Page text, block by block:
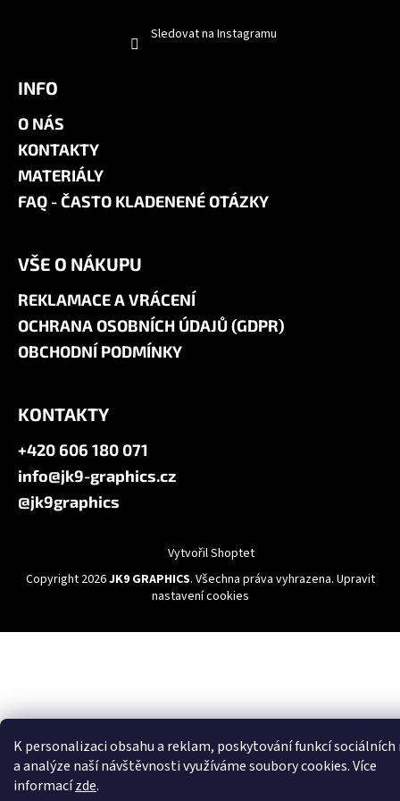
K personalizaci obsahu a reklam, poskytování funkcí sociálních
a analýze naší návštěvnosti využíváme soubory cookies. Více
informacízde.
Sledovat na Instagramu
INFO
O NÁS
KONTAKTY
MATERIÁLY
FAQ - ČASTO KLADENENÉ OTÁZKY
VŠE O NÁKUPU
REKLAMACE A VRÁCENÍ
OCHRANA OSOBNÍCH ÚDAJŮ (GDPR)
OBCHODNÍ PODMÍNKY
KONTAKTY
+420 606 180 071
info@jk9-graphics.cz
@jk9graphics
Vytvořil Shoptet
Copyright 2026JK9 GRAPHICS. Všechna práva vyhrazena. Upravit
nastavení cookies